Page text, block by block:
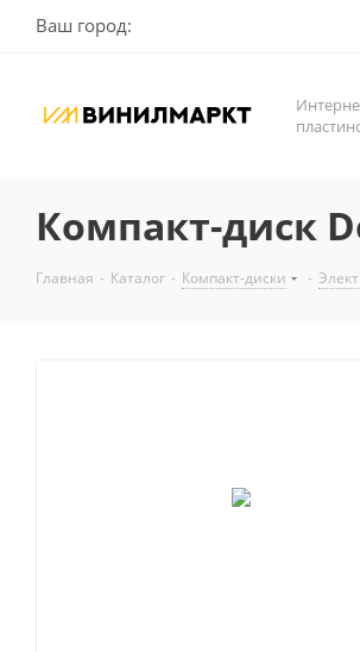
Ваш город:
Компакт-диск
Главная - Каталог - Компакт-диски -